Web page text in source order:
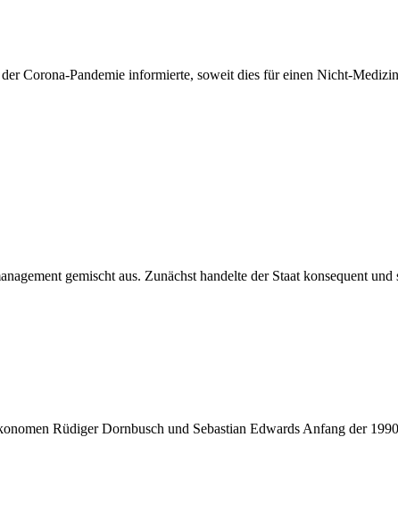
Corona-Pandemie informierte, soweit dies für einen Nicht-
gemischt aus. Zunächst handelte der Staat konsequent
Rüdiger Dornbusch und Sebastian Edwards Anfang der